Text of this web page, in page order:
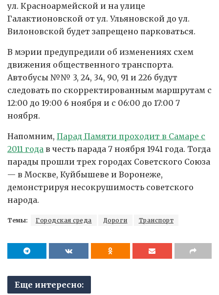
ул. Красноармейской и на улице
Галактионовской от ул. Ульяновской до ул.
Вилоновской будет запрещено парковаться.
В мэрии предупредили об изменениях схем
движения общественного транспорта.
Автобусы №№ 3, 24, 34, 90, 91 и 226 будут
следовать по скорректированным маршрутам с
12:00 до 19:00 6 ноября и с 06:00 до 17:00 7
ноября.
Напомним, Парад Памяти проходит в Самаре с
2011 года в честь парада 7 ноября 1941 года. Тогда
парады прошли трех городах Советского Союза
— в Москве, Куйбышеве и Воронеже,
демонстрируя несокрушимость советского
народа.
Темы: Городская среда Дороги Транспорт
Еще интересно: